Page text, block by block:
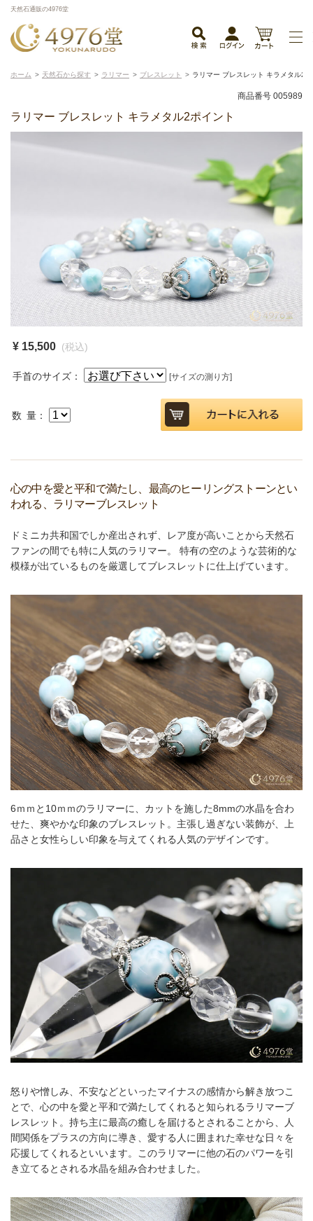
天然石通販の4976堂
ホーム 天然石から探す ラリマー ブレスレット ラリマー ブレスレット キラメタル2
商品番号 005989
ラリマー ブレスレット キラメタル2ポイント
¥ 15,500 (税込)
手首のサイズ： [サイズの測り方]
数 量：
心の中を愛と平和で満たし、最高のヒーリングストーンとい
われる、ラリマーブレスレット
ドミニカ共和国でしか産出されず、レア度が高いことから天然石
ファンの間でも特に人気のラリマー。 特有の空のような芸術的な
模様が出ているものを厳選してブレスレットに仕上げています。
6ｍｍと10ｍｍのラリマーに、カットを施した8mmの水晶を合わ
せた、爽やかな印象のブレスレット。主張し過ぎない装飾が、上
品さと女性らしい印象を与えてくれる人気のデザインです。
怒りや憎しみ、不安などといったマイナスの感情から解き放つこ
とで、心の中を愛と平和で満たしてくれると知られるラリマーブ
レスレット。持ち主に最高の癒しを届けるとされることから、人
間関係をプラスの方向に導き、愛する人に囲まれた幸せな日々を
応援してくれるといいます。このラリマーに他の石のパワーを引
き立てるとされる水晶を組み合わせました。